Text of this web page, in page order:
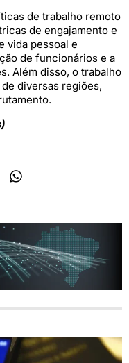
de trabalho remoto
de engajamento e
vida pessoal e
de funcionários e a
Além disso, o trabalho
diversas regiões,